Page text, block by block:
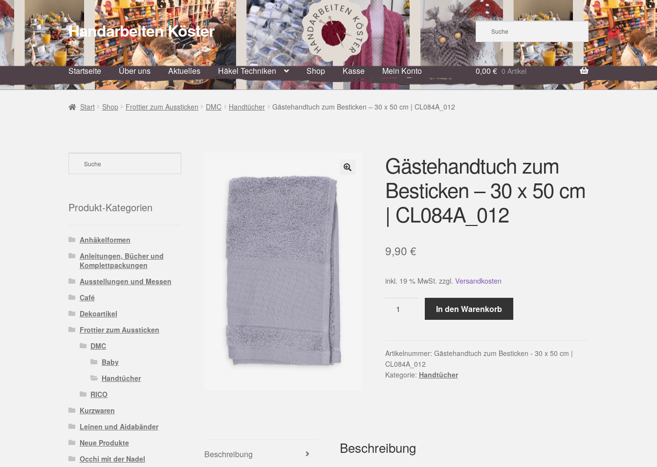
Zur
Navigation
springen
Zum
Inhalt
springen
Handarbeiten Köster
Startseite Über uns Aktuelles Häkel Techniken Shop Kasse Mein Konto 0,00 € 0 Artikel
Start Shop Frottier zum Aussticken DMC Handtücher Gästehandtuch zum Besticken – 30 x 50 cm | CL084A_012
Gästehandtuch zum
Besticken – 30 x 50 cm
| CL084A_012
9,90 €
inkl. 19 % MwSt. zzgl. Versandkosten
Gästehandtuch
zum
30
x
50
In den Warenkorb
Artikelnummer: Gästehandtuch zum Besticken - 30 x 50 cm |
CL084A_012
Kategorie: Handtücher
Beschreibung Beschreibung
Produkt-Kategorien
Anhäkelformen
Anleitungen, Bücher und
Komplettpackungen
Ausstellungen und Messen
Café
Dekoartikel
Frottier zum Aussticken
DMC
Baby
Handtücher
RICO
Kurzwaren
Leinen und Aidabänder
Neue Produkte
Occhi mit der Nadel